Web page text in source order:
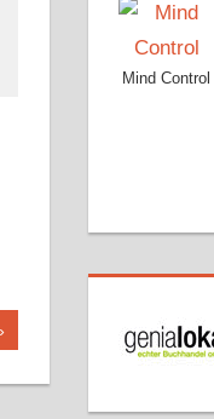
Mind Control